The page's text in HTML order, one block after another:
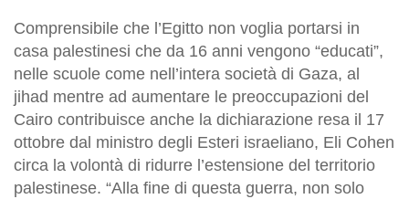
Comprensibile che l’Egitto non voglia portarsi in
casa palestinesi che da 16 anni vengono “educati”,
nelle scuole come nell’intera società di Gaza, al
jihad mentre ad aumentare le preoccupazioni del
Cairo contribuisce anche la dichiarazione resa il 17
ottobre dal ministro degli Esteri israeliano, Eli Cohen
circa la volontà di ridurre l’estensione del territorio
palestinese. “Alla fine di questa guerra, non solo